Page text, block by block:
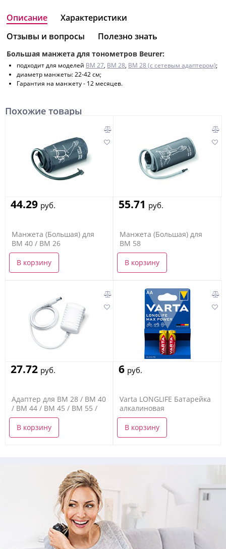
Описание
Характеристики
Отзывы и вопросы
Полезно знать
Большая манжета для тонометров Beurer:
подходит для моделей BM 27, BM 28, BM 28 (с сетевым адаптером);
диаметр манжеты: 22-42 см;
Гарантия на манжету - 12 месяцев.
Похожие товары
44.29 руб.
Манжета (Большая) для
BM 40 / BM 26
В корзину
55.71 руб.
Манжета (Большая) для
BM 58
В корзину
27.72 руб.
Адаптер для BM 28 / BM 40
/ BM 44 / BM 45 / BM 55 /
BM 58 / BM 77
В корзину
6 руб.
Varta LONGLIFE Батарейка
алкалиновая
В корзину